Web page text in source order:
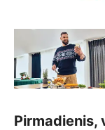
Pirmadienis,